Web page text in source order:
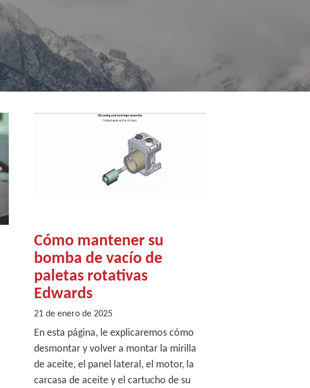
Cómo mantener su
bomba de vacío de
paletas rotativas
Edwards
21 de enero de 2025
En esta página, le explicaremos cómo
desmontar y volver a montar la mirilla
de aceite, el panel lateral, el motor, la
carcasa de aceite y el cartucho de su